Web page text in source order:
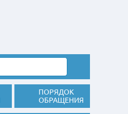
ПОРЯДОК
ОБРАЩЕНИЯ